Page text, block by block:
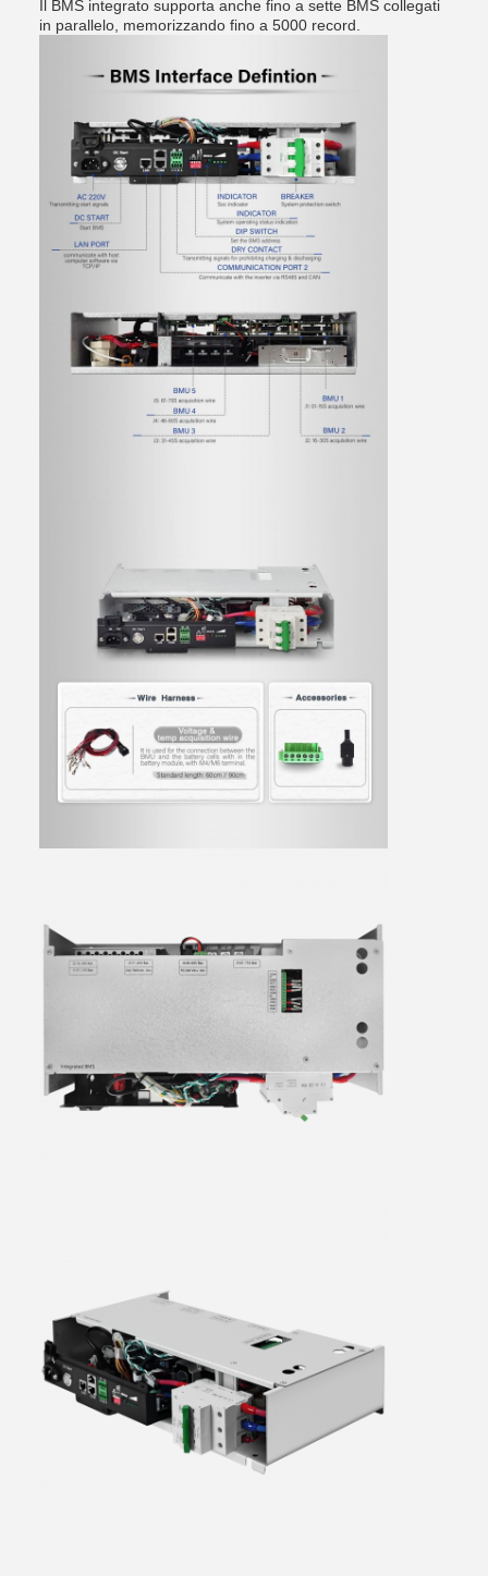
Il BMS integrato supporta anche fino a sette BMS collegati
in parallelo, memorizzando fino a 5000 record.